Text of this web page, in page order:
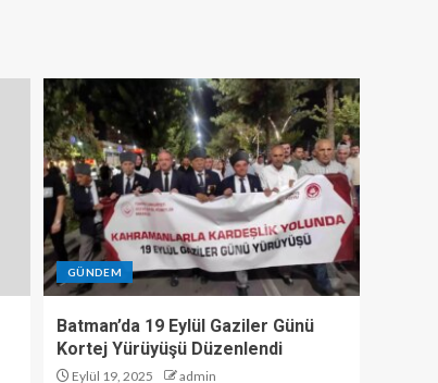
GÜNDEM
Batman’da 19 Eylül Gaziler Günü
Kortej Yürüyüşü Düzenlendi
Eylül 19, 2025 admin